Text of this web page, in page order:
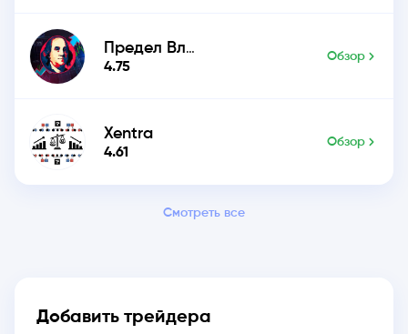
Предел Влияния
4.75
Обзор
Xentra
4.61
Обзор
Смотреть все
Добавить трейдера